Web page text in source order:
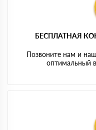
БЕСПЛАТНАЯ
Позвоните нам и
оптимальный